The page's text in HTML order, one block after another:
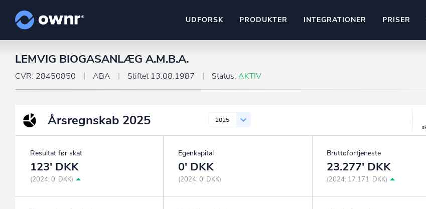
UDFORSK PRODUKTER
ownr Insights
Sæt strøm til dit nysalg
ownr Segmentering
Identificer salgsklare kundeemner
INTEGRATIONER
Ownr ajour goes supersonic
PRISER
LEMVIG BIOGASANLÆG A.M.B.A.
CVR: 28450850 ABA Stiftet 13.08.1987 Status: AKTIV
Årsregnskab 2025 2025
Resultat før skat
123' DKK
(2024: 0' DKK)
Egenkapital
0' DKK
(2024: 0' DKK)
Bruttofortjeneste
23.277' DKK
(2024: 17.171' DKK)